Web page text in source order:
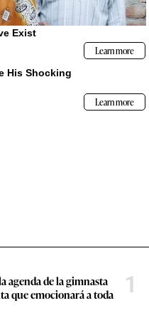
agenda de la gimnasta
que emocionará a toda
1